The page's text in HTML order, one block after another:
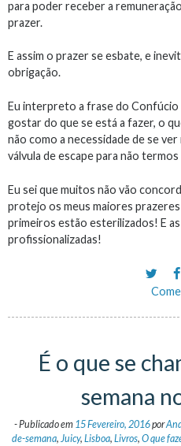
para poder receber a
prazer.
E assim o prazer se esbate, e
obrigação.
Eu interpreto a frase do Confúcio
gostar do que se está a fazer, o
não como a necessidade de se
válvula de escape para não
Eu sei que muitos não vão
protejo os meus maiores prazeres
primeiros estão esterilizados! E
profissionalizadas!
É o que se
semana
-Publicado em 15 Fevereiro, 2016por
de-semana, Juicy, Lisboa, Livros, O que